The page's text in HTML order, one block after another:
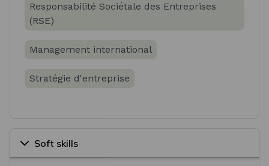
Responsabilité Sociétale des Entreprises
(RSE)
Management international
Stratégie d'entreprise
Soft skills